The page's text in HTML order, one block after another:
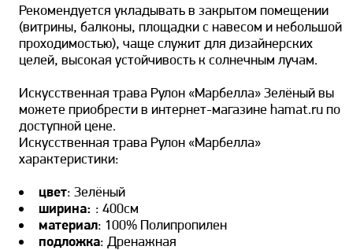
Рекомендуется укладывать в закрытом помещении
(витрины, балконы, площадки с навесом и небольшой
проходимостью), чаще служит для дизайнерских
целей, высокая устойчивость к солнечным лучам.
Искусственная трава Рулон «Марбелла» Зелёный вы
можете приобрести в интернет-магазине hamat.ru по
доступной цене.
Искусственная трава Рулон «Марбелла»
характеристики:
цвет: Зелёный
ширина: : 400см
материал: 100% Полипропилен
подложка: Дренажная